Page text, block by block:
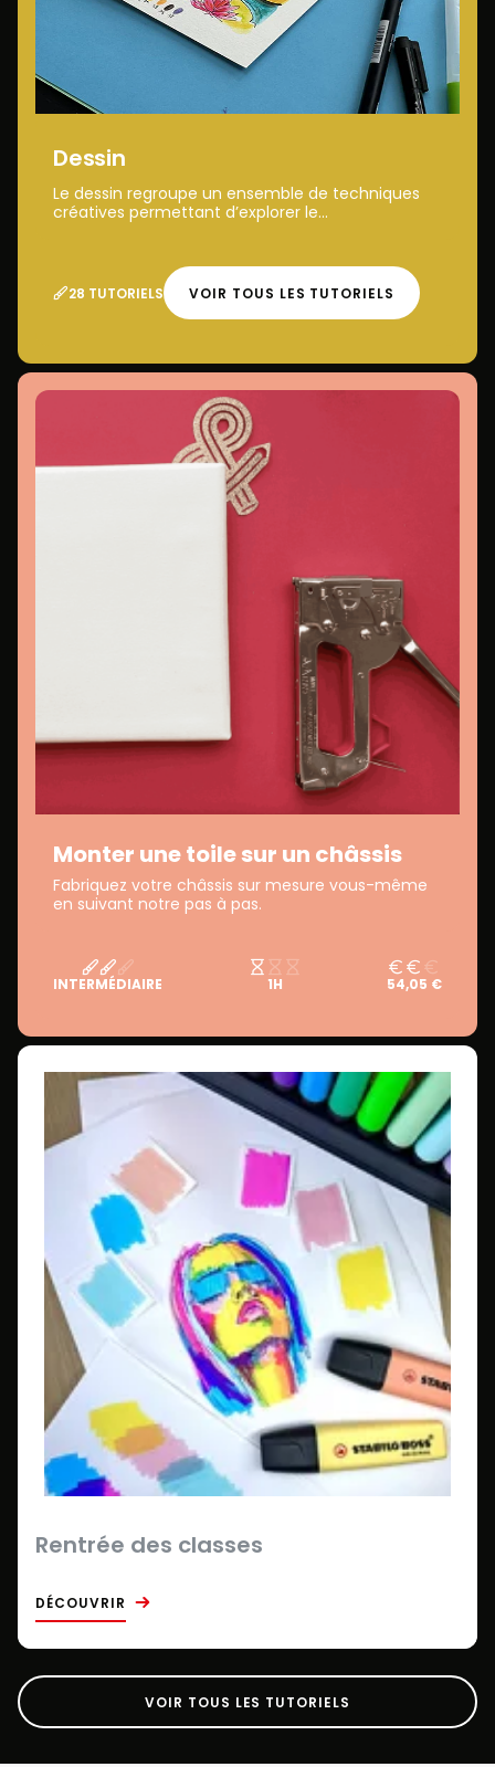
Dessin
Le dessin regroupe un ensemble de techniques
créatives permettant d’explorer le...
28 TUTORIELS VOIR TOUS LES TUTORIELS
Monter une toile sur un châssis
Fabriquez votre châssis sur mesure vous-même
en suivant notre pas à pas.
INTERMÉDIAIRE 1H 54,05 €
Rentrée des classes
DÉCOUVRIR
VOIR TOUS LES TUTORIELS